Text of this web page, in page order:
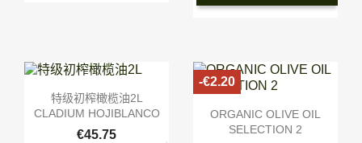
 快速查看
特级初榨橄榄油2L
CLADIUM HOJIBLANCO
€45.75
 快速查看
ORGANIC OLIVE OIL
SELECTION 2
-€2.20
没有库存